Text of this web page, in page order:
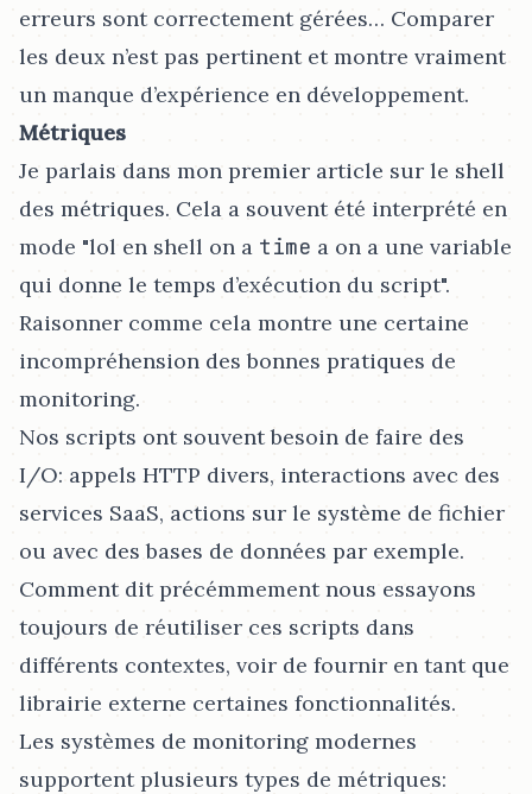
erreurs sont correctement gérées…​ Comparer
les deux n’est pas pertinent et montre vraiment
un manque d’expérience en développement.
Métriques
Je parlais dans mon premier article sur le shell
des métriques. Cela a souvent été interprété en
mode "lol en shell on a time a on a une variable
qui donne le temps d’exécution du script".
Raisonner comme cela montre une certaine
incompréhension des bonnes pratiques de
monitoring.
Nos scripts ont souvent besoin de faire des
I/O: appels HTTP divers, interactions avec des
services SaaS, actions sur le système de fichier
ou avec des bases de données par exemple.
Comment dit précémmement nous essayons
toujours de réutiliser ces scripts dans
différents contextes, voir de fournir en tant que
librairie externe certaines fonctionnalités.
Les systèmes de monitoring modernes
supportent plusieurs types de métriques: